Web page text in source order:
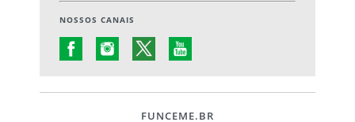
NOSSOS CANAIS
FUNCEME.BR